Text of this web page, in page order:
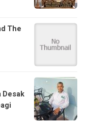
The
Desak